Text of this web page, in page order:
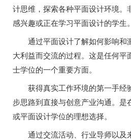
计思维，探索各种平面设计环境。
感兴趣或正在学习平面设计的学生。
通过平面设计了解如何影响和
大利益而交流的过程。这是任何平
士学位的一个重要方面。
获得真实工作环境的第一手经
步思路到直接与创意产业沟通。是
或平面设计学位的理想选择。
通过交流活动、行业导师以及